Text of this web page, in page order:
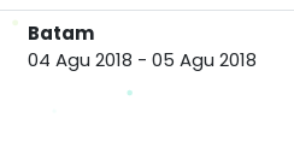
Batam
04 Agu 2018 - 05 Agu 2018